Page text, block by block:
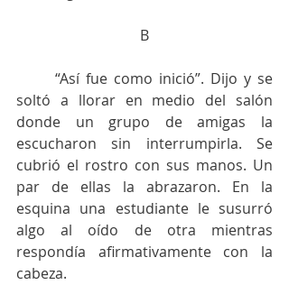
B
soltó a llorar en medio del salón
donde un grupo de amigas la
escucharon sin interrumpirla. Se
cubrió el rostro con sus manos. Un
par de ellas la abrazaron. En la
esquina una estudiante le susurró
algo al oído de otra mientras
respondía afirmativamente con la
cabeza.